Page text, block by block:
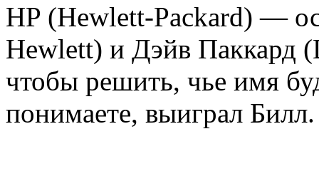
HP (Hewlett-Packard) —
Hewlett) и Дэйв Паккард
чтобы решить, чье имя
понимаете, выиграл Билл.